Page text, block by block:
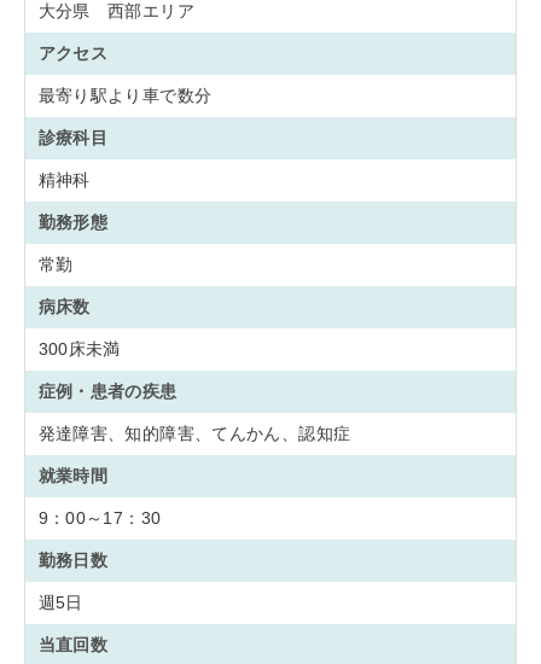
大分県 西部エリア
アクセス
最寄り駅より車で数分
診療科目
精神科
勤務形態
常勤
病床数
300床未満
症例・患者の疾患
発達障害、知的障害、てんかん、認知症
就業時間
9：00～17：30
勤務日数
週5日
当直回数